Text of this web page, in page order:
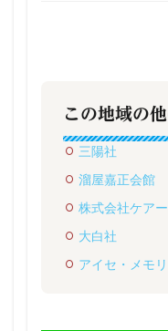
この地域の
三陽社
溜屋嘉正会館
株式会社ケア
大白社
アイセ・メモ